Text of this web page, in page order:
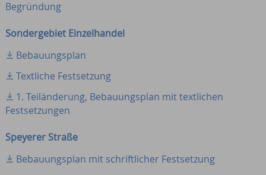
Begründung
Sondergebiet Einzelhandel
Bebauungsplan
Textliche Festsetzung
1. Teiländerung, Bebauungsplan mit textlichen
Festsetzungen
Speyerer Straße
Bebauungsplan mit schriftlicher Festsetzung